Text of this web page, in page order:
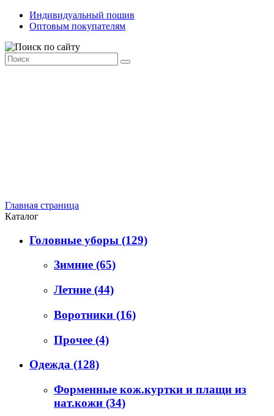
Индивидуальный пошив
Оптовым покупателям
Главная страница
Каталог
Головные уборы (129)
Зимние (65)
Летние (44)
Воротники (16)
Прочее (4)
Одежда (128)
Форменные кож.куртки и плащи из
нат.кожи (34)